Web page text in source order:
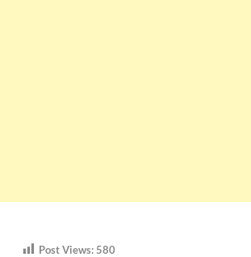
Post Views: 580